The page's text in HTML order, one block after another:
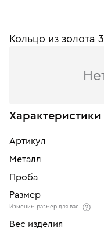
Кольцо из золота
Характеристики
Артикул
Металл
Проба
Размер
Изменим размер для вас
Вес изделия